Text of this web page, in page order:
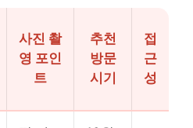
사진 촬
영 포인
트
추천
방문
시기
접
근
성